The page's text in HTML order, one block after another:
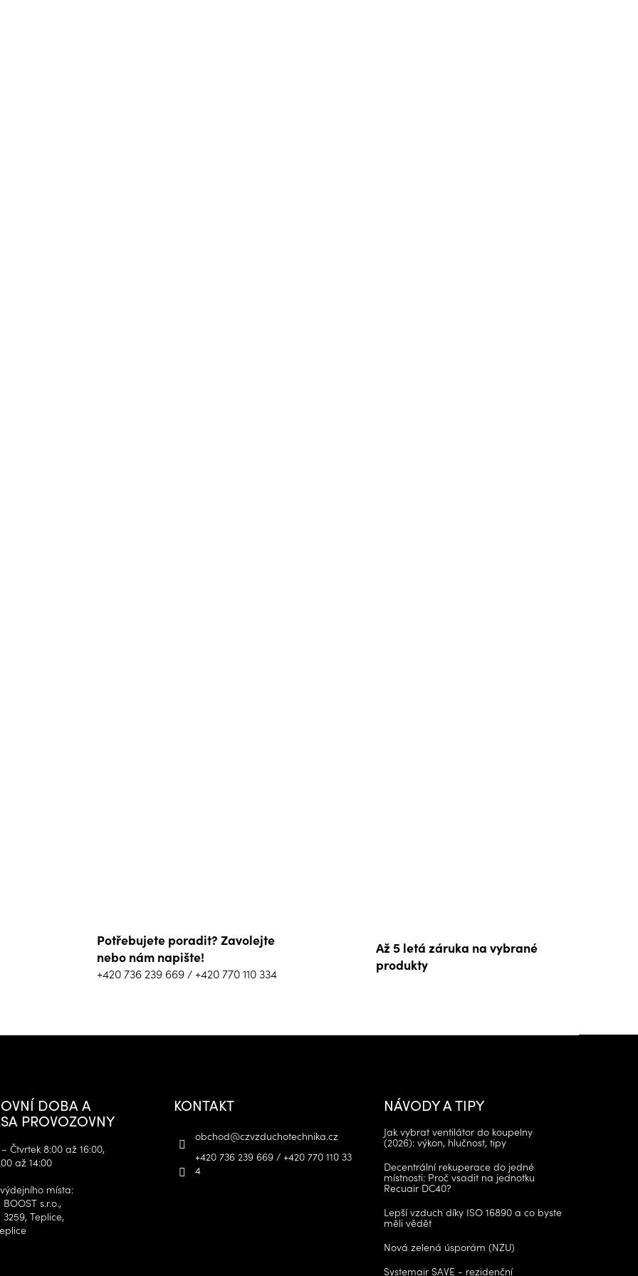
Potřebujete poradit? Zavolejte
nebo nám napište!
+420 736 239 669/ +420 770 110 334
Až 5 letá záruka na vybrané
produkty
DOBA A
PROVOZOVNY
Čtvrtek 8:00 až 16:00,
až 14:00
místa:
s.r.o.,
Teplice,
KONTAKT
obchod@czvzduchotechnika.cz
+420 736 239 669 / +420 770 110 33
4
NÁVODY A TIPY
Jak vybrat ventilátor do koupelny
(2026): výkon, hlučnost, tipy
Decentrální rekuperace do jedné
místnosti: Proč vsadit na jednotku
Recuair DC40?
Lepší vzduch díky ISO 16890 a co byste
měli vědět
Nová zelená úsporám (NZU)
Systemair SAVE - rezidenční